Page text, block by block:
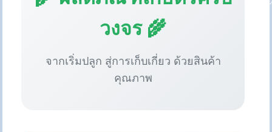
วงจร 🌾
จากเริ่มปลูก สู่การเก็บเกี่ยว ด้วยสินค้า
คุณภาพ